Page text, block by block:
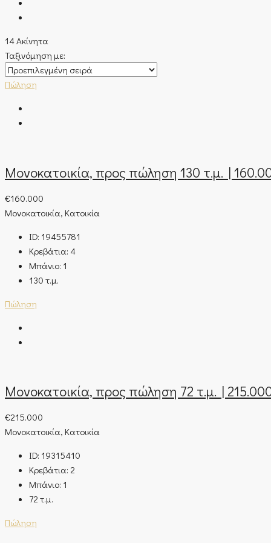
14 Ακίνητα
Ταξινόμηση με:
Πώληση
Μονοκατοικία, προς πώληση 130 τ.μ. |
€160.000
Μονοκατοικία, Κατοικία
ID: 19455781
Κρεβάτια: 4
Μπάνιο: 1
130 τ.μ.
Πώληση
Μονοκατοικία, προς πώληση 72 τ.μ. |
€215.000
Μονοκατοικία, Κατοικία
ID: 19315410
Κρεβάτια: 2
Μπάνιο: 1
72 τ.μ.
Πώληση